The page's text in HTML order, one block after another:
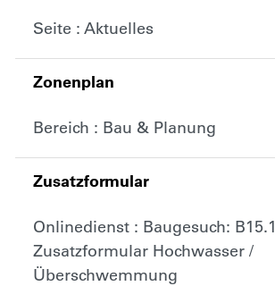
Seite : Aktuelles
Zonenplan
Bereich : Bau & Planung
Zusatzformular
Onlinedienst : Baugesuch: B15.1
Zusatzformular Hochwasser /
Überschwemmung